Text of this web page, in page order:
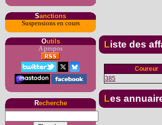
Sanctions
Suspensions en cours
Outils
A propos
Recherche
Liste des
Coureur
385
Les